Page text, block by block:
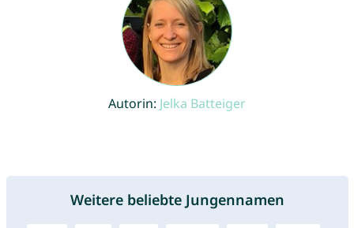
Autorin: Jelka Batteiger
Weitere beliebte Jungennamen